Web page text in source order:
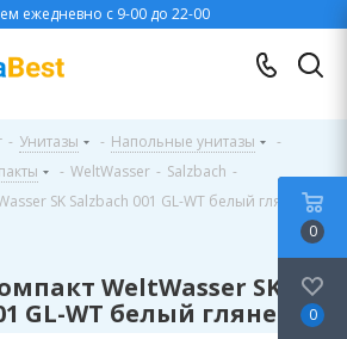
ежедневно с 9-00 до 22-00
- Унитазы - Напольные унитазы
-
- WeltWasser - Salzbach -
SK Salzbach 001 GL-WT белый глянец
WeltWasser SK
GL-WT белый глянец
0
0